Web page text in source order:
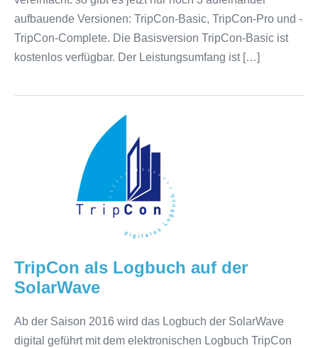
aufbauende Versionen: TripCon-Basic, TripCon-Pro und -
TripCon-Complete. Die Basisversion TripCon-Basic ist
kostenlos verfügbar. Der Leistungsumfang ist […]
TripCon als Logbuch auf der
SolarWave
Ab der Saison 2016 wird das Logbuch der SolarWave
digital geführt mit dem elektronischen Logbuch TripCon